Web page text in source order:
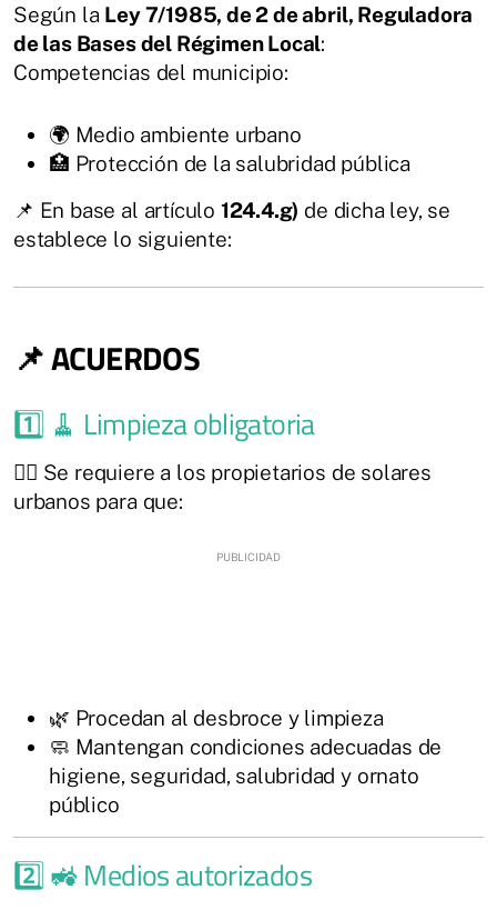
Según la Ley 7/1985, de 2 de abril, Reguladora
de las Bases del Régimen Local:
Competencias del municipio:
🌍 Medio ambiente urbano
🏥 Protección de la salubridad pública
📌 En base al artículo 124.4.g) de dicha ley, se
establece lo siguiente:
📌 ACUERDOS
1️⃣ 🧹 Limpieza obligatoria
👷‍♀️ Se requiere a los propietarios de solares
urbanos para que:
🌿 Procedan al desbroce y limpieza
🧼 Mantengan condiciones adecuadas de
higiene, seguridad, salubridad y ornato
público
2️⃣ 🚜 Medios autorizados